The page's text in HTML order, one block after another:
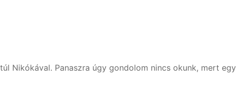
Nikókával. Panaszra úgy gondolom nincs okunk, mert egy